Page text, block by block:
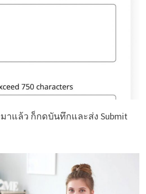
าแล้ว ก็กดบันทึกและส่ง Submit